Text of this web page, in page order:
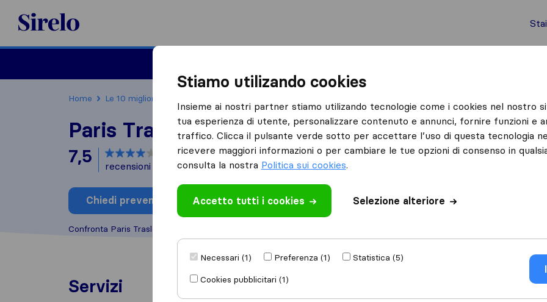
Sirelo.it
Home Le 10 migliori aziende di traslochi in Italia
Paris Traslochi
7,5 basato su1
recensioni di Sirelo e Google
i
Chiedi preventivo Scrivi una recensione
Confronta Paris Traslochi con altre
Cosa dicono i clienti
Professionalità (1)
Servizi
Stiamo utilizando cookies
Insieme ai nostri partner stiamo utilizando tecnologie come i cookies nel nostro
tua esperienza di utente, personalizzare contenuto e annunci, fornire funzioni e
traffico. Clicca il pulsante verde sotto per accettare l’uso di questa tecnologia
ricevere maggiori informazioni o per cambiare le tue opzioni di consenso in
consulta la nostra Politica sui cookies.
Accetto tutti i cookies Selezione alteriore
Necessari (1) Preferenza (1)
Statistica (5)
Cookies pubblicitari (1)